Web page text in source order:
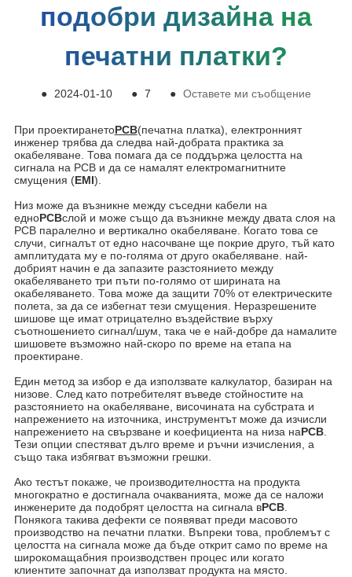
подобри дизайна на
печатни платки?
● 2024-01-10 ● 7 ● Оставете ми съобщение
При проектиранетоPCB(печатна платка), електронният
инженер трябва да следва най-добрата практика за
окабеляване. Това помага да се поддържа целостта на
сигнала на PCB и да се намалят електромагнитните
смущения (EMI).
Низ може да възникне между съседни кабели на
едноPCBслой и може също да възникне между двата слоя на
PCB паралелно и вертикално окабеляване. Когато това се
случи, сигналът от едно насочване ще покрие друго, тъй като
амплитудата му е по-голяма от друго окабеляване. най-
добрият начин е да запазите разстоянието между
окабеляването три пъти по-голямо от ширината на
окабеляването. Това може да защити 70% от електрическите
полета, за да се избегнат тези смущения. Неразрешените
шишове ще имат отрицателно въздействие върху
съотношението сигнал/шум, така че е най-добре да намалите
шишовете възможно най-скоро по време на етапа на
проектиране.
Един метод за избор е да използвате калкулатор, базиран на
низове. След като потребителят въведе стойностите на
разстоянието на окабеляване, височината на субстрата и
напрежението на източника, инструментът може да изчисли
напрежението на свързване и коефициента на низа наPCB.
Тези опции спестяват дълго време и ръчни изчисления, а
също така избягват възможни грешки.
Ако тестът покаже, че производителността на продукта
многократно е достигнала очакванията, може да се наложи
инженерите да подобрят целостта на сигнала вPCB.
Понякога такива дефекти се появяват преди масовото
производство на печатни платки. Въпреки това, проблемът с
целостта на сигнала може да бъде открит само по време на
широкомащабния производствен процес или когато
клиентите започнат да използват продукта на място.